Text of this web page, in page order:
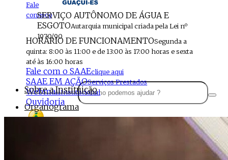
Fale
conosco
SERVIÇO AUTÔNOMO DE ÁGUA E
ESGOTOAutarquia municipal criada pela Lei nº
1970/90
HORÁRIO DE FUNCIONAMENTOSegunda a
quinta: 8:00 às 11:00 e de 13:00 às 17:00 horas e sexta
até às 16:00 horas
Fale com o SAAEclique aqui
SAAE EM AÇÃOServiços Prestados
WebmailInstitucional
Ouvidoria
Sobre a Instituição
Organograma